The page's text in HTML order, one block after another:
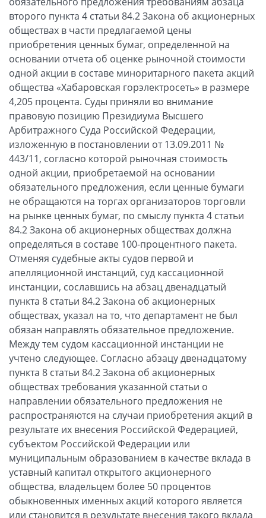
второго пункта 4 статьи 84.2 Закона об акционерных
обществах в части предлагаемой цены
приобретения ценных бумаг, определенной на
основании отчета об оценке рыночной стоимости
одной акции в составе миноритарного пакета акций
общества «Хабаровская горэлектросеть» в размере
4,205 процента. Суды приняли во внимание
правовую позицию Президиума Высшего
Арбитражного Суда Российской Федерации,
изложенную в постановлении от 13.09.2011 №
443/11, согласно которой рыночная стоимость
одной акции, приобретаемой на основании
обязательного предложения, если ценные бумаги
не обращаются на торгах организаторов торговли
на рынке ценных бумаг, по смыслу пункта 4 статьи
84.2 Закона об акционерных обществах должна
определяться в составе 100-процентного пакета.
Отменяя судебные акты судов первой и
апелляционной инстанций, суд кассационной
инстанции, сославшись на абзац двенадцатый
пункта 8 статьи 84.2 Закона об акционерных
обществах, указал на то, что департамент не был
обязан направлять обязательное предложение.
Между тем судом кассационной инстанции не
учтено следующее. Согласно абзацу двенадцатому
пункта 8 статьи 84.2 Закона об акционерных
обществах требования указанной статьи о
направлении обязательного предложения не
распространяются на случаи приобретения акций в
результате их внесения Российской Федерацией,
субъектом Российской Федерации или
муниципальным образованием в качестве вклада в
уставный капитал открытого акционерного
общества, владельцем более 50 процентов
обыкновенных именных акций которого является
или становится в результате внесения такого вклада